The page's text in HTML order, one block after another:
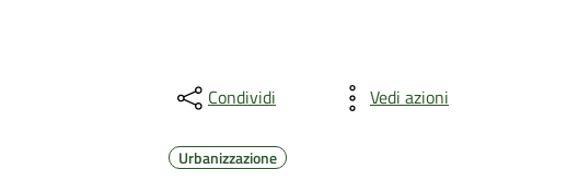
Condividi Vedi azioni
Urbanizzazione